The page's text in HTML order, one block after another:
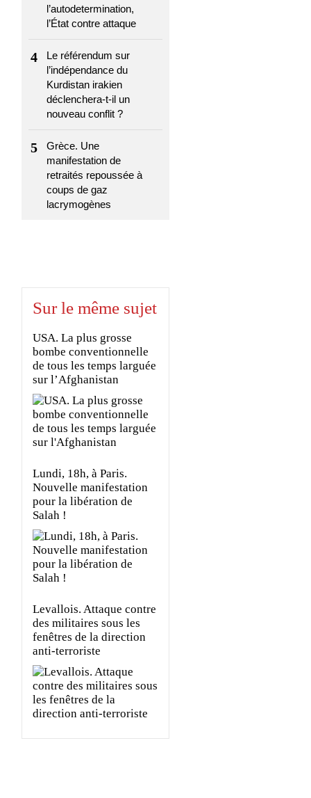
l’autodetermination,
l’État contre attaque
4
Le référendum sur
l’indépendance du
Kurdistan irakien
déclenchera-t-il un
nouveau conflit ?
5
Grèce. Une
manifestation de
retraités repoussée à
coups de gaz
lacrymogènes
Sur le même sujet
USA. La plus grosse
bombe conventionnelle
de tous les temps larguée
sur l’Afghanistan
Lundi, 18h, à Paris.
Nouvelle manifestation
pour la libération de
Salah !
Levallois. Attaque contre
des militaires sous les
fenêtres de la direction
anti-terroriste